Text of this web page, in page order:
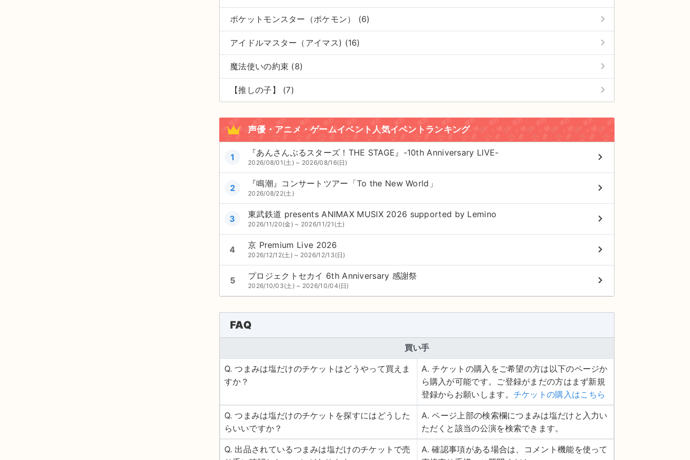
ポケットモンスター（ポケモン） (6) keyboard_arrow_right
アイドルマスター（アイマス) (16) keyboard_arrow_right
魔法使いの約束 (8) keyboard_arrow_right
【推しの子】 (7) keyboard_arrow_right
声優・アニメ・ゲームイベント人気イベントランキング
1 『あんさんぶるスターズ！THE STAGE』-10th Anniversary LIVE-
2026/08/01(土) ~ 2026/08/16(日) keyboard_arrow_right
2 『鳴潮』コンサートツアー「To the New World」
2026/08/22(土) keyboard_arrow_right
3 東武鉄道 presents ANIMAX MUSIX 2026 supported by Lemino
2026/11/20(金) ~ 2026/11/21(土) keyboard_arrow_right
4 京 Premium Live 2026
2026/12/12(土) ~ 2026/12/13(日) keyboard_arrow_right
5 プロジェクトセカイ 6th Anniversary 感謝祭
2026/10/03(土) ~ 2026/10/04(日) keyboard_arrow_right
FAQ
買い手
Q. つまみは塩だけのチケットはどうやって買えま
すか？
A. チケットの購入をご希望の方は以下のページか
ら購入が可能です。ご登録がまだの方はまず新規
登録からお願いします。 チケットの購入はこちら
Q. つまみは塩だけのチケットを探すにはどうした
らいいですか？
A. ページ上部の検索欄につまみは塩だけと入力い
ただくと該当の公演を検索できます。
Q. 出品されているつまみは塩だけのチケットで売
A. 確認事項がある場合は、コメント機能を使って